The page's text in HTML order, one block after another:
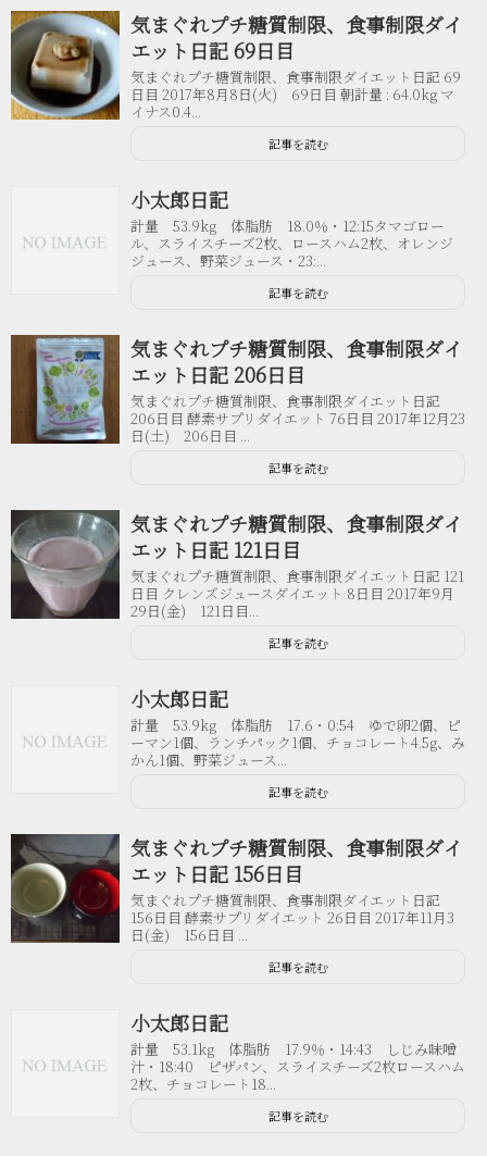
気まぐれプチ糖質制限、食事制限ダイ
エット日記 69日目
気まぐれプチ糖質制限、食事制限ダイエット日記 69
日目 2017年8月8日(火) 69日目 朝計量 : 64.0kg マ
イナス0.4...
記事を読む
小太郎日記
計量 53.9kg 体脂肪 18.0％・12:15タマゴロー
ル、スライスチーズ2枚、ロースハム2枚、オレンジ
ジュース、野菜ジュース・23:...
記事を読む
気まぐれプチ糖質制限、食事制限ダイ
エット日記 206日目
気まぐれプチ糖質制限、食事制限ダイエット日記
206日目 酵素サプリダイエット 76日目 2017年12月23
日(土) 206日目 ...
記事を読む
気まぐれプチ糖質制限、食事制限ダイ
エット日記 121日目
気まぐれプチ糖質制限、食事制限ダイエット日記 121
日目 クレンズジュースダイエット 8日目 2017年9月
29日(金) 121日目...
記事を読む
小太郎日記
計量 53.9kg 体脂肪 17.6・0:54 ゆで卵2個、ピ
ーマン1個、ランチパック1個、チョコレート4.5g、み
かん1個、野菜ジュース...
記事を読む
気まぐれプチ糖質制限、食事制限ダイ
エット日記 156日目
気まぐれプチ糖質制限、食事制限ダイエット日記
156日目 酵素サプリダイエット 26日目 2017年11月3
日(金) 156日目 ...
記事を読む
小太郎日記
計量 53.1kg 体脂肪 17.9％・14:43 しじみ味噌
汁・18:40 ピザパン、スライスチーズ2枚ロースハム
2枚、チョコレート18...
記事を読む